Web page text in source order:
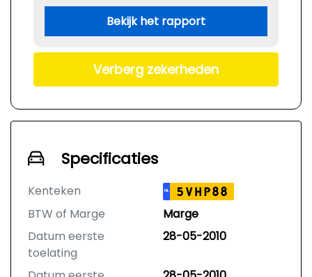
Bekijk het rapport
Verberg zekerheden
Specificaties
Kenteken NL 5VHP88
BTW of Marge
Marge
Datum eerste
toelating
28-05-2010